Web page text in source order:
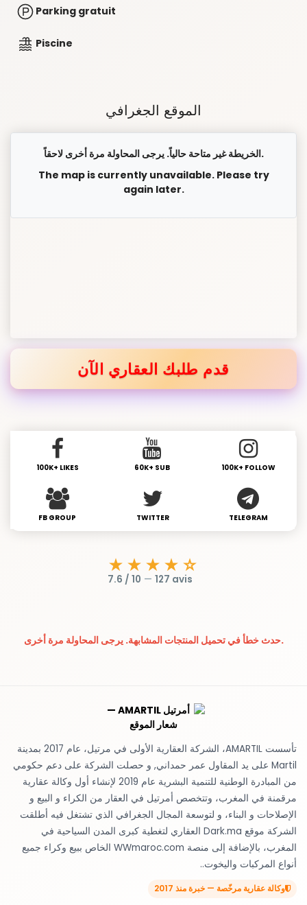
Parking gratuit
Piscine
الموقع الجغرافي
الخريطة غير متاحة حالياً. يرجى المحاولة مرة أخرى لاحقاً.
The map is currently unavailable. Please try
again later.
قدم طلبك العقاري الآن
100K+ LIKES 60K+ SUB 100K+ FOLLOW
FB GROUP TWITTER TELEGRAM
★★★★☆
7.6 / 10 — 127 avis
حدث خطأ في تحميل المنتجات المشابهة. يرجى المحاولة مرة أخرى.
تأسست AMARTIL، الشركة العقارية الأولى في مرتيل، عام 2017 بمدينة
Martil على يد المقاول عمر حمداني, و حصلت الشركة على دعم حكومي
من المبادرة الوطنية للتنمية البشرية عام 2019 لإنشاء أول وكالة عقارية
مرقمنة في المغرب، وتتخصص أمرتيل في العقار من الكراء و البيع و
الإصلاحات و البناء، و لتوسعة المجال الجغرافي الذي تشتغل فيه أطلقت
الشركة موقع Dark.ma العقاري لتغطية كبرى المدن السياحية في
المغرب، بالإضافة إلى منصة WWmaroc.com الخاص ببيع وكراء جميع
أنواع المركبات واليخوت..
وكالة عقارية مرخّصة — خبرة منذ 2017